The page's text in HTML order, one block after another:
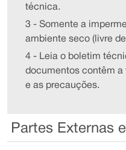
técnica.
3 - Somente a
ambiente seco (livre
4 - Leia o boletim
documentos contêm
e as precauções.
Partes Externas